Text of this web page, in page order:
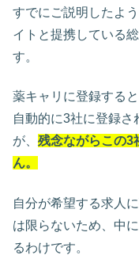
すでにご説明したよ
イトと提携している
す。
薬キャリに登録する
自動的に3社に登録さ
が、 残念ながらこの3
ん。
自分が希望する求人
は限らないため、中
るわけです。